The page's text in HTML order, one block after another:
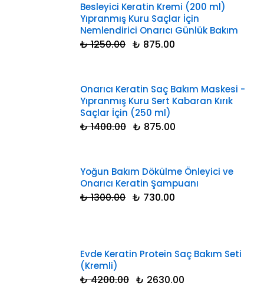
Besleyici Keratin Kremi (200 ml)
Yıpranmış Kuru Saçlar İçin
Nemlendirici Onarıcı Günlük Bakım
₺ 1250.00 ₺ 875.00
Onarıcı Keratin Saç Bakım Maskesi -
Yıpranmış Kuru Sert Kabaran Kırık
Saçlar İçin (250 ml)
₺ 1400.00 ₺ 875.00
Yoğun Bakım Dökülme Önleyici ve
Onarıcı Keratin Şampuanı
₺ 1300.00 ₺ 730.00
Evde Keratin Protein Saç Bakım Seti
(Kremli)
₺ 4200.00 ₺ 2630.00